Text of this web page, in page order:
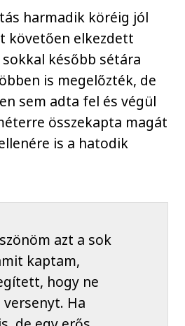
harmadik köréig jól
követően elkezdett
később sétára
is megelőzték, de
sem adta fel és végül
összekapta magát
is a hatodik
azt a sok
kaptam,
hogy ne
Ha